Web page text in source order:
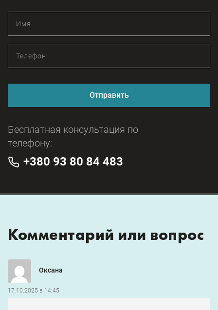
Отправить
Бесплатная консультация по
телефону:
+380 93 80 84 483
Комментарий или вопрос
Оксана
17.10.2025 в 14:45